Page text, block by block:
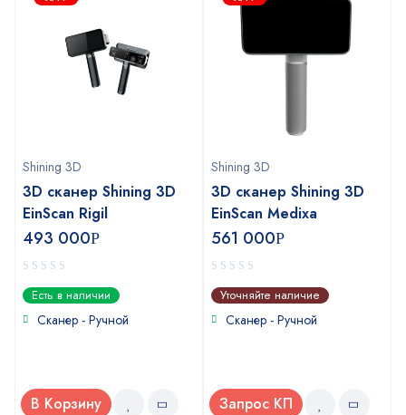
Shining 3D
3D сканер Shining 3D
EinScan Rigil
493 000Р
0
out
of
Есть в наличии
Сканер - Ручной
В Корзину
Shining 3D
3D сканер Shining 3D
EinScan Medixa
561 000Р
0
out
of
Уточняйте наличие
Сканер - Ручной
Запрос КП